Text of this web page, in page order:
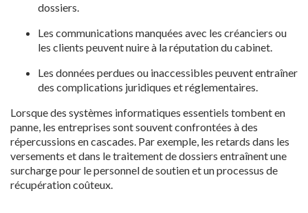
dossiers.
Les communications manquées avec les créanciers ou
les clients peuvent nuire à la réputation du cabinet.
Les données perdues ou inaccessibles peuvent entraîner
des complications juridiques et réglementaires.
Lorsque des systèmes informatiques essentiels tombent en
panne, les entreprises sont souvent confrontées à des
répercussions en cascades. Par exemple, les retards dans les
versements et dans le traitement de dossiers entraînent une
surcharge pour le personnel de soutien et un processus de
récupération coûteux.